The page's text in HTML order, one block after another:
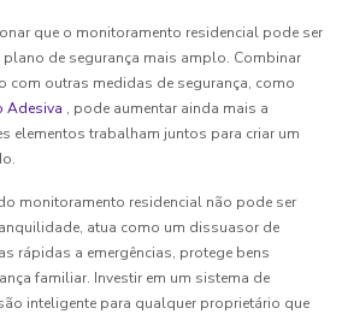
que o monitoramento residencial pode ser
plano de segurança mais amplo. Combinar
com outras medidas de segurança, como
Adesiva , pode aumentar ainda mais a
elementos trabalham juntos para criar um
monitoramento residencial não pode ser
atua como um dissuasor de
rápidas a emergências, protege bens
familiar. Investir em um sistema de
inteligente para qualquer proprietário que